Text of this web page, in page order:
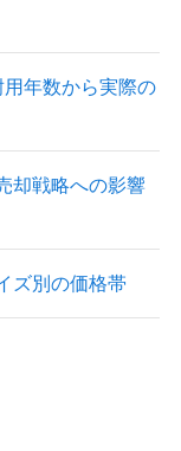
年数から実際の
却戦略への影響
ズ別の価格帯